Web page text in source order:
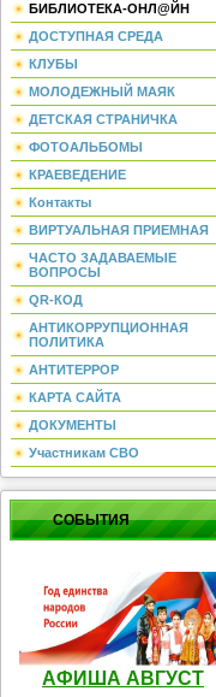
БИБЛИОТЕКА-ОНЛ@ЙН
ДОСТУПНАЯ СРЕДА
КЛУБЫ
МОЛОДЕЖНЫЙ МАЯК
ДЕТСКАЯ СТРАНИЧКА
ФОТОАЛЬБОМЫ
КРАЕВЕДЕНИЕ
Контакты
ВИРТУАЛЬНАЯ ПРИЕМНАЯ
ЧАСТО ЗАДАВАЕМЫЕ
ВОПРОСЫ
QR-КОД
АНТИКОРРУПЦИОННАЯ
ПОЛИТИКА
АНТИТЕРРОР
КАРТА САЙТА
ДОКУМЕНТЫ
Участникам СВО
СОБЫТИЯ
АФИША АВГУСТ